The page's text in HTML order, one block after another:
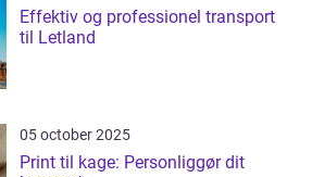
Effektiv og professionel transport
til Letland
05 october 2025
Print til kage: Personliggør dit